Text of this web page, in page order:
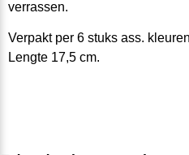
verrassen.
Verpakt per 6 stuks ass.
Lengte 17,5 cm.